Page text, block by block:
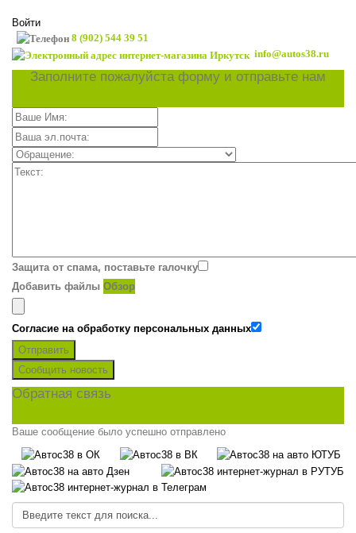
Войти
8 (902) 544 39 51
info@autos38.ru
Заполните пожалуйста форму и отправьте нам
Защита от спама, поставьте галочку
Добавить файлы Обзор
Согласие на обработку персональных данных
Отправить
Сообщить новость
Обратная связь
Ваше сообщение было успешно отправлено